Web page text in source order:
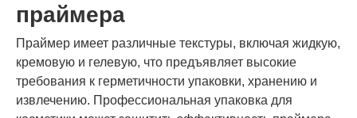
праймера
Праймер имеет различные текстуры, включая жидкую,
кремовую и гелевую, что предъявляет высокие
требования к герметичности упаковки, хранению и
извлечению. Профессиональная упаковка для